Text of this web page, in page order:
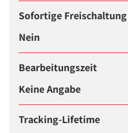
Sofortige Freischaltung
Nein
Bearbeitungszeit
Keine Angabe
Tracking-Lifetime